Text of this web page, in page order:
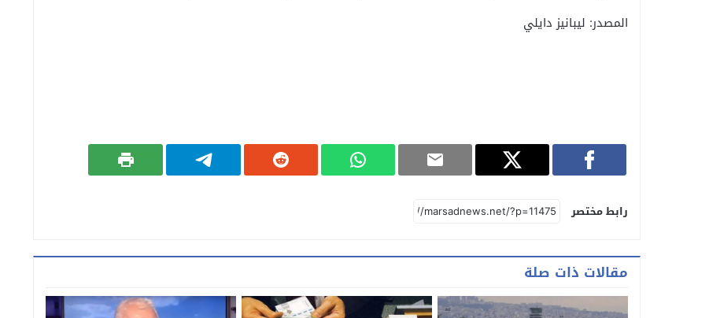
المصدر: ليبانيز دايلي
رابط مختصر
مقالات ذات صلة